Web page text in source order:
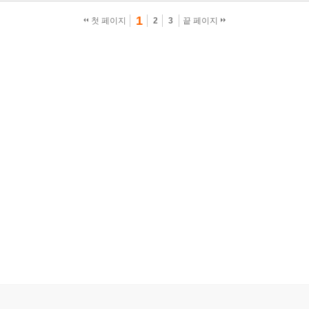
첫 페이지 1 2 3 끝 페이지